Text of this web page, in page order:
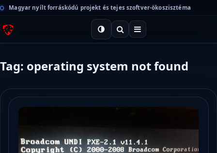
Magyar nyílt forráskódú projekt és tejes szoftver-ökoszisztéma
Tag: operating system not found